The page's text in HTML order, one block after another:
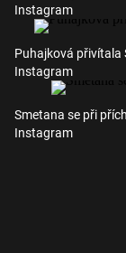
Instagram
Puhajková přivítala
Instagram
Smetana se při
Instagram